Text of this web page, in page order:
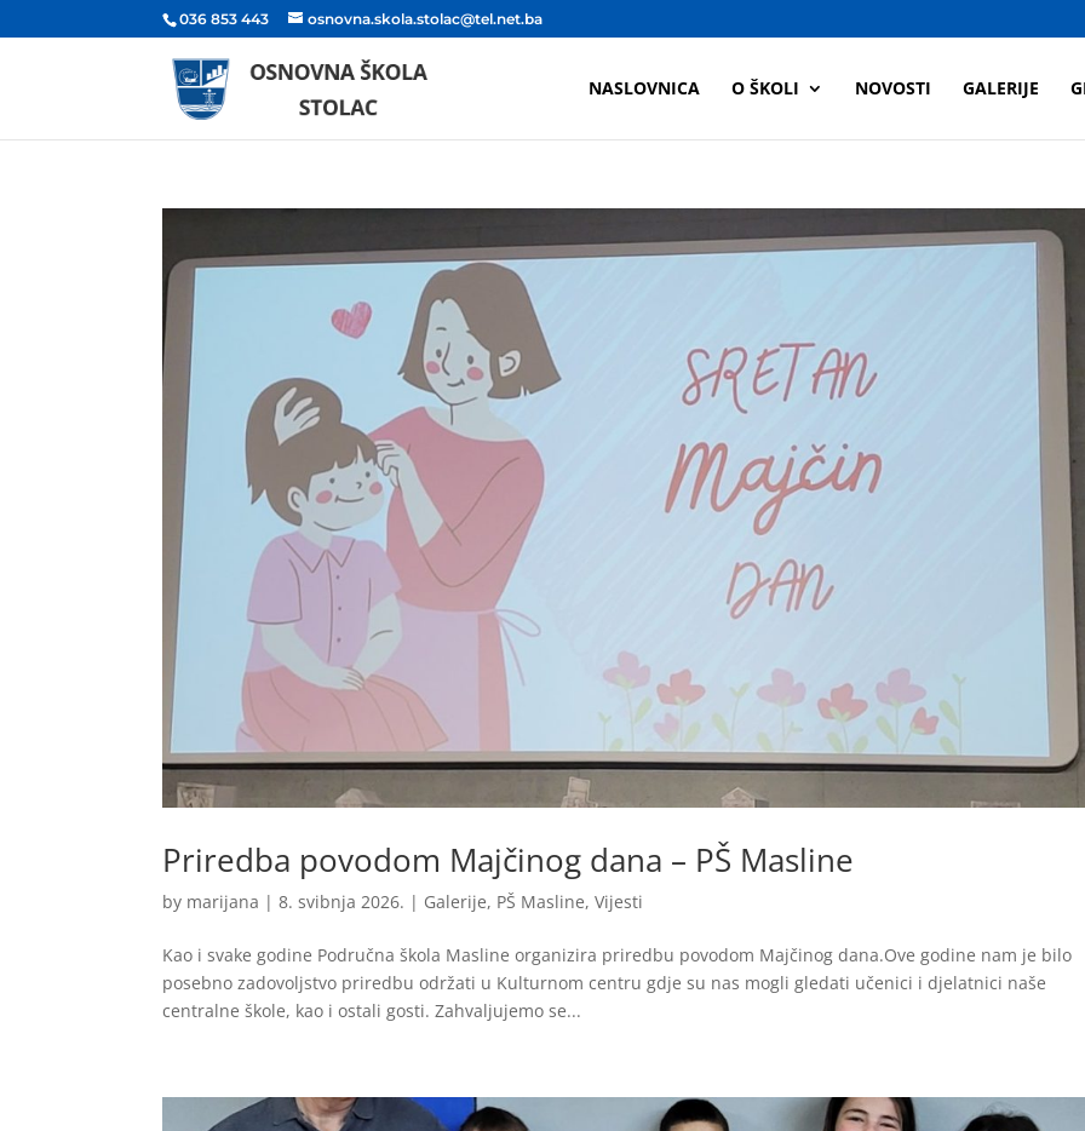
036 853 443 osnovna.skola.stolac@tel.net.ba
NASLOVNICA O ŠKOLI NOVOSTI GALERIJE
Priredba povodom Majčinog dana – PŠ Masline
by marijana |8. svibnja 2026. | Galerije, PŠ Masline,Vijesti
Kao i svake godine Područna škola Masline organizira priredbu povodom Majčinog dana.Ove godine nam je bilo
posebno zadovoljstvo priredbu održati u Kulturnom centru gdje su nas mogli gledati učenici i djelatnici naše
centralne škole, kao i ostali gosti. Zahvaljujemo se...